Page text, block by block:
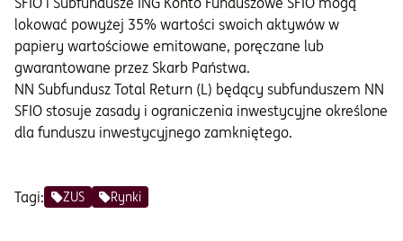
lokować powyżej 35% wartości swoich aktywów w
papiery wartościowe emitowane, poręczane lub
gwarantowane przez Skarb Państwa.
NN Subfundusz Total Return (L) będący subfunduszem NN
SFIO stosuje zasady i ograniczenia inwestycyjne określone
dla funduszu inwestycyjnego zamkniętego.
Tagi: ZUS Rynki